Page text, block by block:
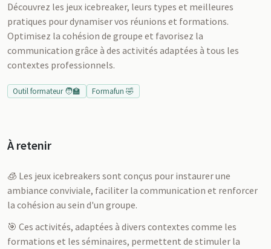
Découvrez les jeux icebreaker, leurs types et meilleures
pratiques pour dynamiser vos réunions et formations.
Optimisez la cohésion de groupe et favorisez la
communication grâce à des activités adaptées à tous les
contextes professionnels.
Outil formateur 🧑‍🏫 Formafun 🤣
À retenir
🧊 Les jeux icebreakers sont conçus pour instaurer une
ambiance conviviale, faciliter la communication et renforcer
la cohésion au sein d'un groupe.
🎯 Ces activités, adaptées à divers contextes comme les
formations et les séminaires, permettent de stimuler la